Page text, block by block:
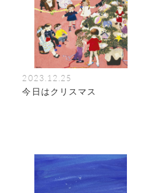
2023.12.25
今日はクリスマス